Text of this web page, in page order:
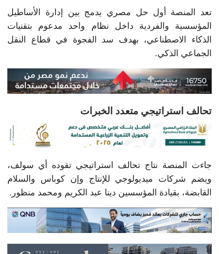
تعد المنصة أول حل مصري يدمج بين إدارة الأساطيل
المؤسسية والفردية داخل نظام واحد مدعوم بتقنيات
الذكاء الاصطناعي، بهدف سد الفجوة في قطاع النقل
الجماعي الذكي.
تحالف استراتيجي متعدد الخبرات
جاءت المنصة نتاج تحالف استراتيجي تقوده أي سولف،
ويضم شركات ميديولوجي للإنتاج وإن كوباس والسلام
القابضة، بقيادة المؤسسين دينا عبد الكريم ومحمد منظور.